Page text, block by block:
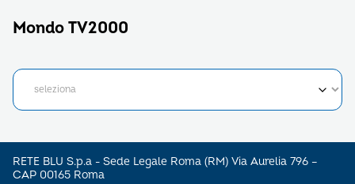
Mondo TV2000
RETE BLU S.p.a - Sede Legale Roma (RM) Via Aurelia 796 –
CAP 00165 Roma